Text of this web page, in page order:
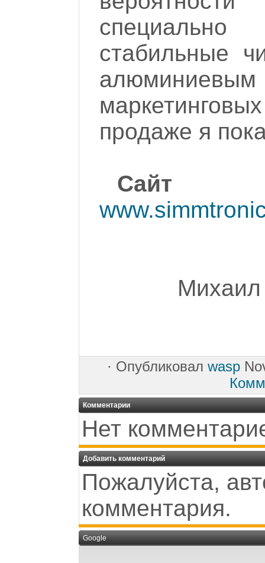
стабильные
продаже я
Сайт
Михаил
· Опубликовал wasp
Комментарии
Нет
Добавить комментарий
Пожалуйста,
комментария.
Google